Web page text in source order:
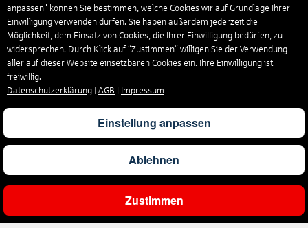
Ergebnisse filtern
anpassen" können Sie bestimmen, welche Cookies wir auf Grundlage Ihrer
Einwilligung verwenden dürfen. Sie haben außerdem jederzeit die
Möglichkeit, dem Einsatz von Cookies, die Ihrer Einwilligung bedürfen, zu
widersprechen. Durch Klick auf “Zustimmen“ willigen Sie der Verwendung
aller auf dieser Website einsetzbaren Cookies ein. Ihre Einwilligung ist
freiwillig.
Datenschutzerklärung
AGB Impressum
Einstellung anpassen
Ablehnen
Zustimmen